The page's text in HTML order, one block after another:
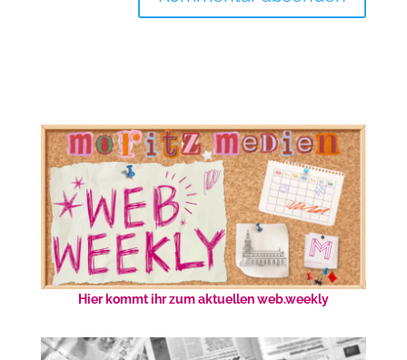
Hier kommt ihr zum aktuellen web.weekly